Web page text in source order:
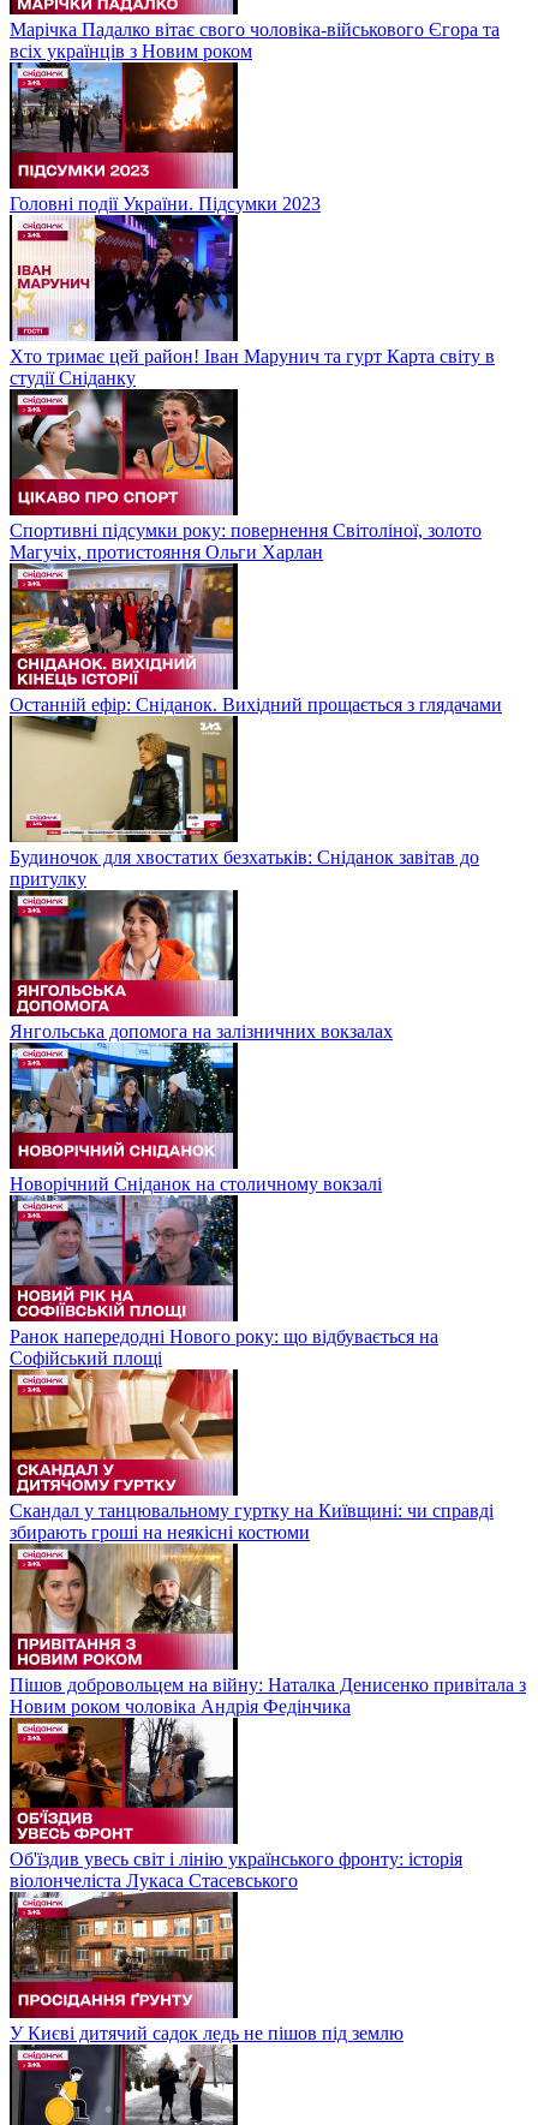
Марічка Падалко вітає свого чоловіка-військового Єгора та
всіх українців з Новим роком
Головні події України. Підсумки 2023
Хто тримає цей район! Іван Марунич та гурт Карта світу в
студії Сніданку
Спортивні підсумки року: повернення Світоліної, золото
Магучіх, протистояння Ольги Харлан
Останній ефір: Сніданок. Вихідний прощається з глядачами
Будиночок для хвостатих безхатьків: Сніданок завітав до
притулку
Янгольська допомога на залізничних вокзалах
Новорічний Сніданок на столичному вокзалі
Ранок напередодні Нового року: що відбувається на
Софійський площі
Скандал у танцювальному гуртку на Київщині: чи справді
збирають гроші на неякісні костюми
Пішов добровольцем на війну: Наталка Денисенко привітала з
Новим роком чоловіка Андрія Федінчика
Об'їздив увесь світ і лінію українського фронту: історія
віолончеліста Лукаса Стасевського
У Києві дитячий садок ледь не пішов під землю